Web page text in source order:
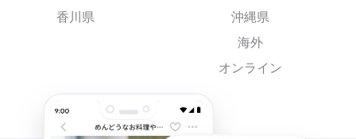
香川県
沖縄県
海外
オンライン